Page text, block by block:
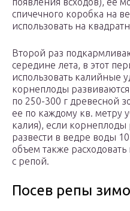
спичечного коробка на
использовать на
Второй раз
середине лета, в этот
использовать калийные
корнеплоды
по 250-300 г древесной
ее по каждому кв. метру
калия), если корнеплоды
развести в ведре воды
объем также
с репой.
Посев репы